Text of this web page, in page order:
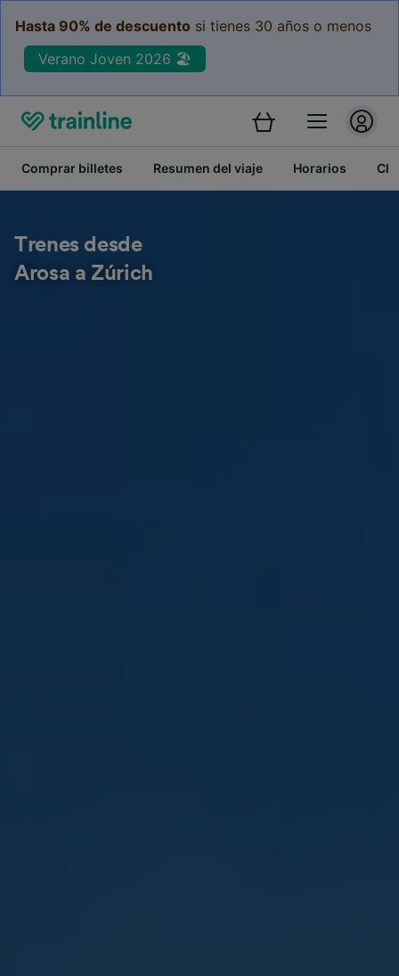
Hasta 90% de descuento si tienes 30 años o menos
Verano Joven 2026 🏖️
Comprar billetes Resumen del viaje Horarios
Trenes desde
Arosa a Zúrich